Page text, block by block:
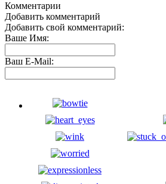
Комментарии
Добавить комментарий
Добавить свой комментарий:
Ваше Имя:
Ваш E-Mail: